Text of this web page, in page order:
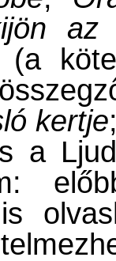
az
(a
kertje
a